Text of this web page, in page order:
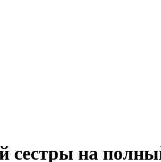
сестры на